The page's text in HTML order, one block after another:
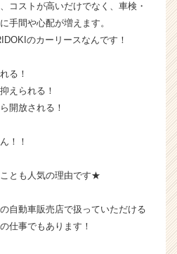
コストが高いだけでなく、車検・
手間や心配が増えます。
のカーリースなんです！
る！
えられる！
開放される！
！！
とも人気の理由です★
自動車販売店で扱っていただける
仕事でもあります！